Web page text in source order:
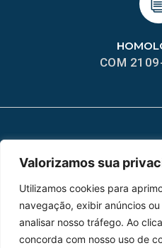
Valorizamos sua
Utilizamos cookies para
navegação, exibir anúncios
analisar nosso tráfego. Ao
concorda com nosso uso de
COM